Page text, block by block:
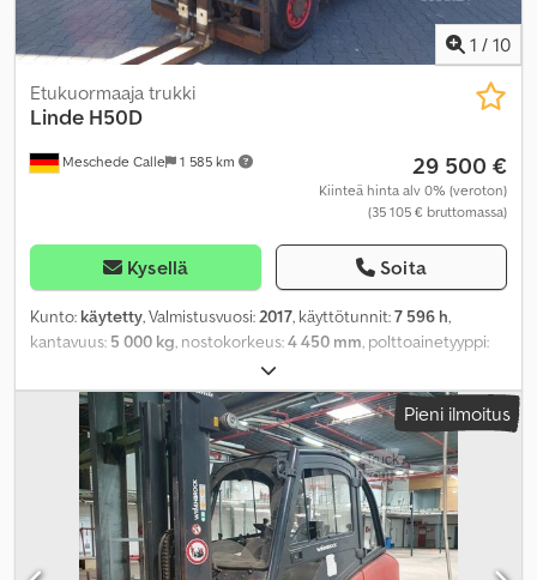
1 / 10
Meschede Calle 1 585 km
Etukuormaaja trukki
Linde H50D
29 500 €
Kiinteä hinta alv 0% (veroton)
(35 105 € bruttomassa)
Kysellä Soita
Kunto: käytetty, Valmistusvuosi:2017, käyttötunnit:7 596 h,
kantavuus: 5 000 kg, nostokorkeus:4 450 mm, polttoainetyyppi:
60 prosentti
Pieni ilmoitus